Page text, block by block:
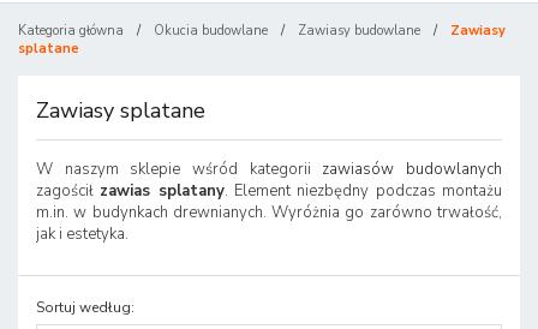
n
n
n
l
Kategoria główna / Okucia budowlane / Zawiasy budowlane /
Zawiasy
splatane
Zawiasy splatane
W naszym sklepie wśród kategorii zawiasów budowlanych
zagościł zawias splatany. Element niezbędny podczas montażu
m.in. w budynkach drewnianych. Wyróżnia go zarówno trwałość,
jak i estetyka.
Sortuj według: